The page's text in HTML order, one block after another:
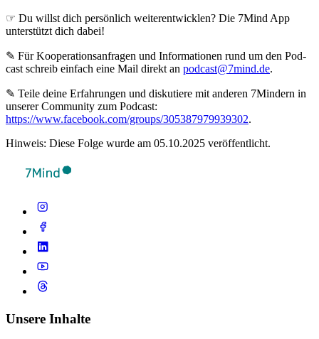
☞ Du willst dich persönlich weiterentwicklen? Die 7Mind App
unterstützt dich dabei!
✎ Für Koope­ra­ti­ons­an­fra­gen und Infor­ma­tio­nen rund um den Pod­
cast schreib ein­fach eine Mail direkt an podcast@7mind.de.
✎ Teile deine Erfahrungen und diskutiere mit anderen 7Mindern in
unserer Community zum Podcast:
https://www.facebook.com/groups/305387979939302.
Hinweis: Diese Folge wurde am 05.10.2025 veröffentlicht.
Unsere Inhalte